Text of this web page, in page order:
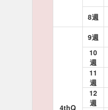
8週
4thQ
9週
10
週
11
週
12
週